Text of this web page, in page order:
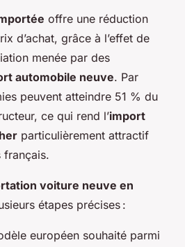
offre une réduction
d’achat, grâce à l’effet de
menée par des
automobile neuve. Par
peuvent atteindre 51 % du
ce qui rend l’import
particulièrement attractif
français.
voiture neuve en
étapes précises :
européen souhaité parmi